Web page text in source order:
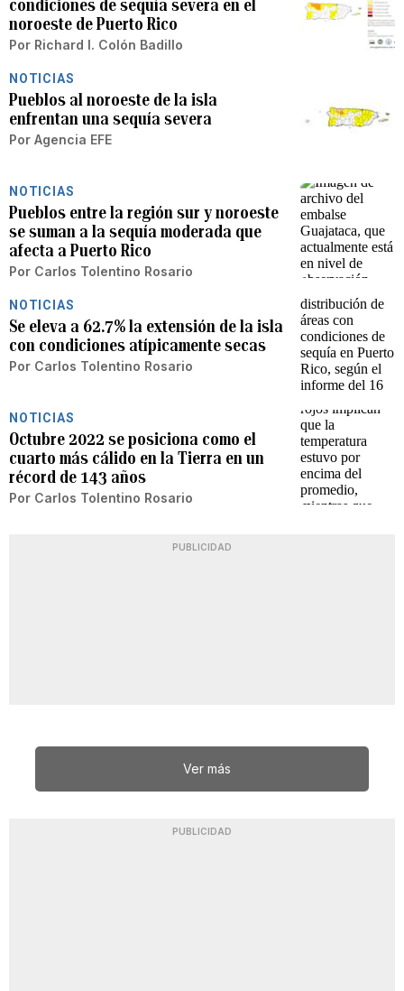
condiciones de sequía severa en el
noroeste de Puerto Rico
Por Richard I. Colón Badillo
NOTICIAS
Pueblos al noroeste de la isla
enfrentan una sequía severa
Por Agencia EFE
NOTICIAS
Pueblos entre la región sur y noroeste
se suman a la sequía moderada que
afecta a Puerto Rico
Por Carlos Tolentino Rosario
NOTICIAS
Se eleva a 62.7% la extensión de la isla
con condiciones atípicamente secas
Por Carlos Tolentino Rosario
NOTICIAS
Octubre 2022 se posiciona como el
cuarto más cálido en la Tierra en un
récord de 143 años
Por Carlos Tolentino Rosario
PUBLICIDAD
Ver más
PUBLICIDAD